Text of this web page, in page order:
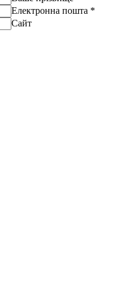
Електронна пошта *
Сайт